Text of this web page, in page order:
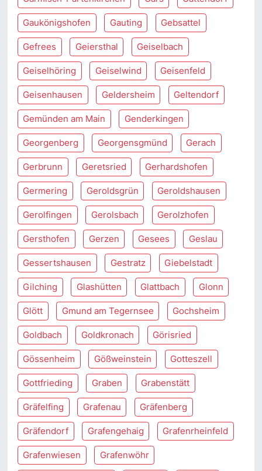
Gaukönigshofen Gauting Gebsattel
Gefrees Geiersthal Geiselbach
Geiselhöring Geiselwind Geisenfeld
Geisenhausen Geldersheim Geltendorf
Gemünden am Main Genderkingen
Georgenberg Georgensgmünd Gerach
Gerbrunn Geretsried Gerhardshofen
Germering Geroldsgrün Geroldshausen
Gerolfingen Gerolsbach Gerolzhofen
Gersthofen Gerzen Gesees Geslau
Gessertshausen Gestratz Giebelstadt
Gilching Glashütten Glattbach Glonn
Glött Gmund am Tegernsee Gochsheim
Goldbach Goldkronach Görisried
Gössenheim Gößweinstein Gotteszell
Gottfrieding Graben Grabenstätt
Gräfelfing Grafenau Gräfenberg
Gräfendorf Grafengehaig Grafenrheinfeld
Grafenwiesen Grafenwöhr